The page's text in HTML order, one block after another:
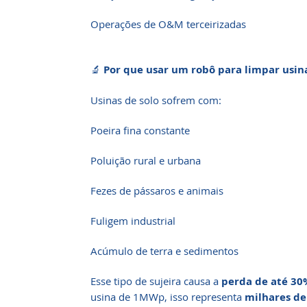
Operações de O&M terceirizadas
🔬 Por que usar um robô para limpar
Usinas de solo sofrem com:
Poeira fina constante
Poluição rural e urbana
Fezes de pássaros e animais
Fuligem industrial
Acúmulo de terra e sedimentos
Esse tipo de sujeira causa a perda de até
usina de 1MWp, isso representa milhares